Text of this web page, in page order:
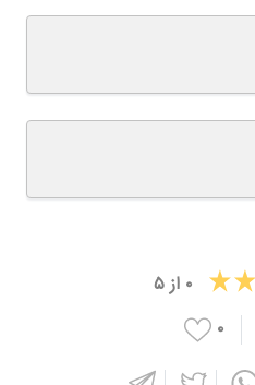
۰ از۵
۰